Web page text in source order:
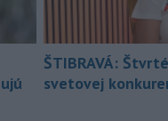
ŠTIBRAVÁ:
svetovej